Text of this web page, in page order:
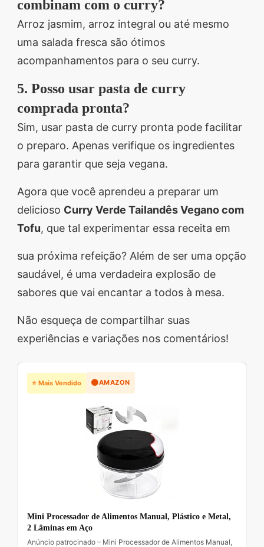
combinam com o curry?
Arroz jasmim, arroz integral ou até mesmo
uma salada fresca são ótimos
acompanhamentos para o seu curry.
5. Posso usar pasta de curry
comprada pronta?
Sim, usar pasta de curry pronta pode facilitar
o preparo. Apenas verifique os ingredientes
para garantir que seja vegana.
Agora que você aprendeu a preparar um
delicioso Curry Verde Tailandês Vegano com
Tofu, que tal experimentar essa receita em
sua próxima refeição? Além de ser uma opção
saudável, é uma verdadeira explosão de
sabores que vai encantar a todos à mesa.
Não esqueça de compartilhar suas
experiências e variações nos comentários!
⭐ Mais Vendido 🟠AMAZON
Mini Processador de Alimentos Manual, Plástico e Metal,
2 Lâminas em Aço
Anúncio patrocinado – Mini Processador de Alimentos Manual,